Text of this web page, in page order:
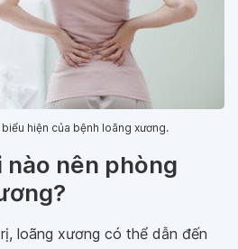
hiện của bệnh loãng xương.
nào nên phòng
loãng xương có thể dẫn đến